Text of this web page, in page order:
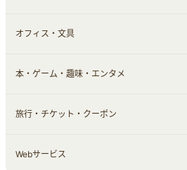
不動産
引越し
エコ・エネルギー
車情報・カーシェア・レンタル
ギフト・贈答品
すべて見る
習い事・学習・学校
仕事・転職
オフィス・文具
すべて見る
オフィス・文具
本・ゲーム・趣味・エンタメ
すべて見る
ゲーム・趣味
旅行・チケット・クーポン
すべて見る
Webサービス